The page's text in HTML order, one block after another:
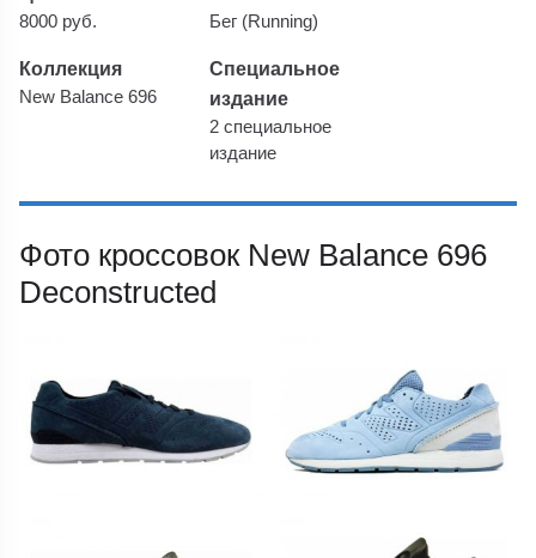
8000 руб. Бег (Running)
Коллекция
New Balance 696
Специальное
издание
2 специальное
издание
Фото кроссовок New Balance 696
Deconstructed